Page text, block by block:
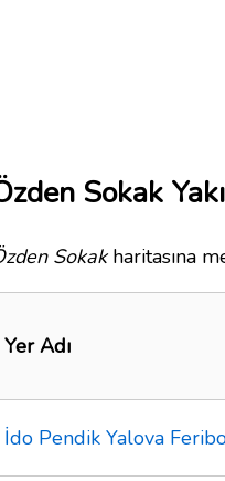
Sokak
Sokakharitasına
Yer Adı
İdo Pendik Yalova